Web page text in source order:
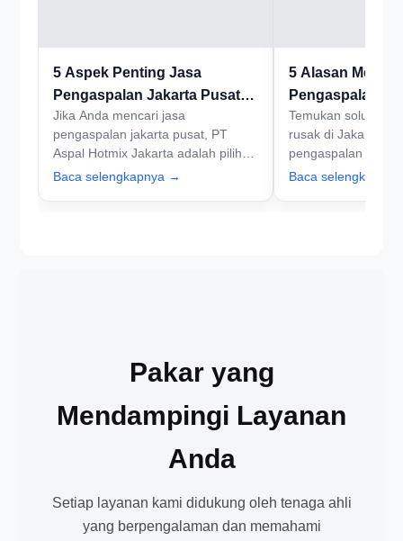
5 Aspek Penting Jasa
Pengaspalan Jakarta Pusat
yang Perlu Dipertimbangkan
Jika Anda mencari jasa
pengaspalan jakarta pusat, PT
Aspal Hotmix Jakarta adalah pilihan
tepat. Dengan pengalaman dalam
Baca selengkapnya →
5 Alasan
Pengaspalan
yang Terpercaya
Temukan solusi
rusak di Jakarta
pengaspalan
Aspal Hotmix
Baca
Pakar yang
Mendampingi Layanan
Anda
Setiap layanan kami didukung oleh tenaga ahli
yang berpengalaman dan memahami